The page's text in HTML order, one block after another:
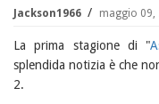
Jackson1966 maggio 09,
La prima stagione di "
splendida notizia è che
2.